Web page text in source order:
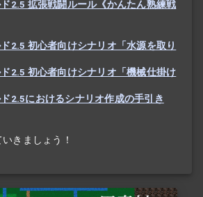
2.5 拡張戦闘ルール《かんたん熟練戦
2.5 初心者向けシナリオ「水源を取り
2.5 初心者向けシナリオ「機械仕掛け
2.5におけるシナリオ作成の手引き
きましょう！